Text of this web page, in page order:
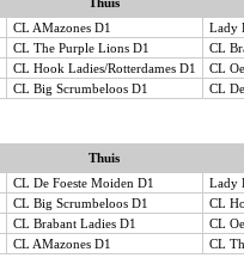
CL AMazones D1
Lady
CL The Purple Lions D1
CL
CL Hook Ladies/Rotterdames D1
CL
CL Big Scrumbeloos D1 CL
Thuis
CL De Foeste Moiden D1
Lady
CL Big Scrumbeloos D1
CL
CL Brabant Ladies D1
CL
CL AMazones D1 CL